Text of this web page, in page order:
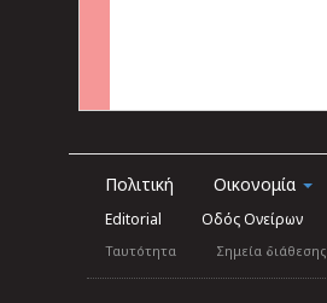
Πολιτική Οικονομία
Editorial Οδός Ονείρων
Ταυτότητα Σημεία διάθεσης